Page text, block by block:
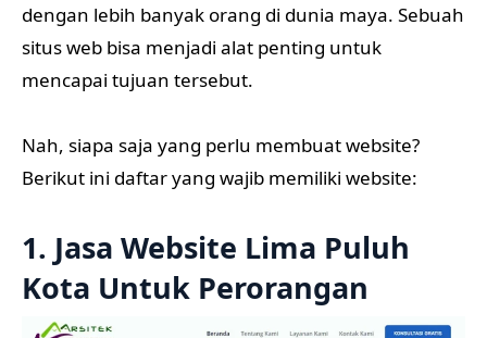
dengan lebih banyak orang di dunia maya. Sebuah
situs web bisa menjadi alat penting untuk
mencapai tujuan tersebut.
Nah, siapa saja yang perlu membuat website?
Berikut ini daftar yang wajib memiliki website:
1. Jasa Website Lima Puluh
Kota Untuk Perorangan